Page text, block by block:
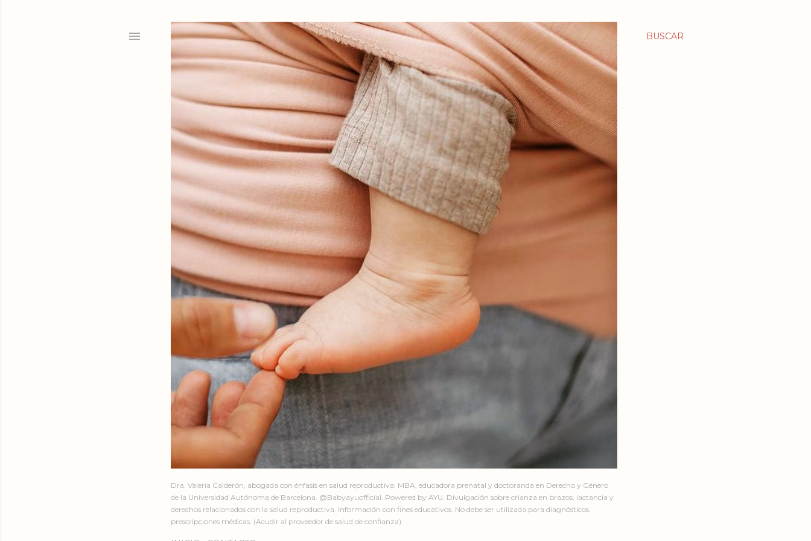
BUSCAR
Dra. Valeria Calderón, abogada con énfasis en salud reproductiva; MBA; educadora prenatal y doctoranda en Derecho y Género
de la Universidad Autónoma de Barcelona. @Babyayuofficial. Powered by AYU. Divulgación sobre crianza en brazos, lactancia y
derechos relacionados con la salud reproductiva. Información con fines educativos. No debe ser utilizada para diagnósticos,
prescripciones médicas. (Acudir al proveedor de salud de confianza).